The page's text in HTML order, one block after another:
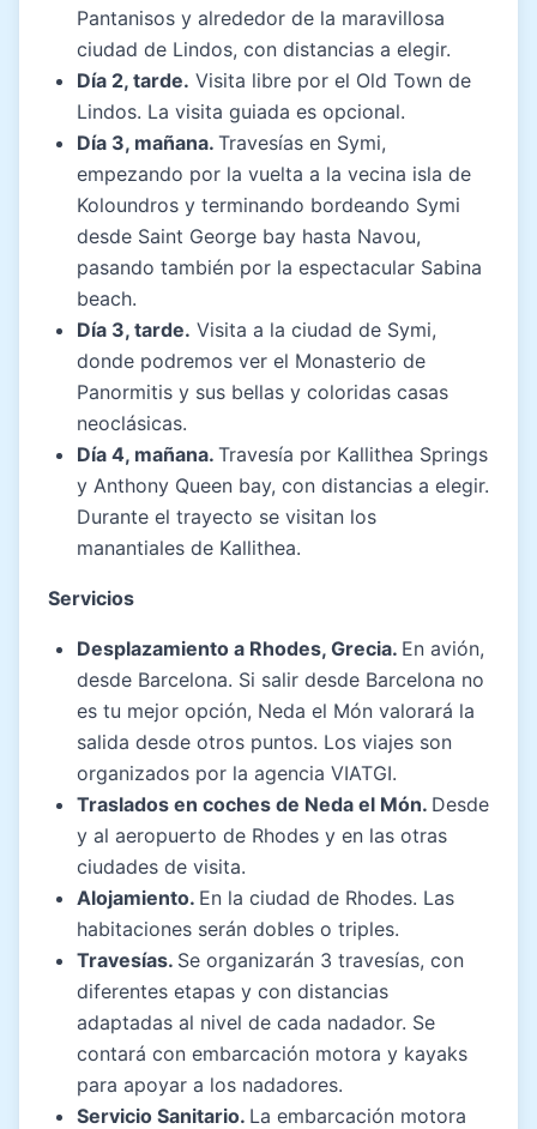
Pantanisos y alrededor de la maravillosa
ciudad de Lindos, con distancias a elegir.
Día 2, tarde. Visita libre por el Old Town de
Lindos. La visita guiada es opcional.
Día 3, mañana. Travesías en Symi,
empezando por la vuelta a la vecina isla de
Koloundros y terminando bordeando Symi
desde Saint George bay hasta Navou,
pasando también por la espectacular Sabina
beach.
Día 3, tarde. Visita a la ciudad de Symi,
donde podremos ver el Monasterio de
Panormitis y sus bellas y coloridas casas
neoclásicas.
Día 4, mañana. Travesía por Kallithea Springs
y Anthony Queen bay, con distancias a elegir.
Durante el trayecto se visitan los
manantiales de Kallithea.
Servicios
Desplazamiento a Rhodes, Grecia. En avión,
desde Barcelona. Si salir desde Barcelona no
es tu mejor opción, Neda el Món valorará la
salida desde otros puntos. Los viajes son
organizados por la agencia VIATGI.
Traslados en coches de Neda el Món. Desde
y al aeropuerto de Rhodes y en las otras
ciudades de visita.
Alojamiento. En la ciudad de Rhodes. Las
habitaciones serán dobles o triples.
Travesías. Se organizarán 3 travesías, con
diferentes etapas y con distancias
adaptadas al nivel de cada nadador. Se
contará con embarcación motora y kayaks
para apoyar a los nadadores.
Servicio Sanitario. La embarcación motora